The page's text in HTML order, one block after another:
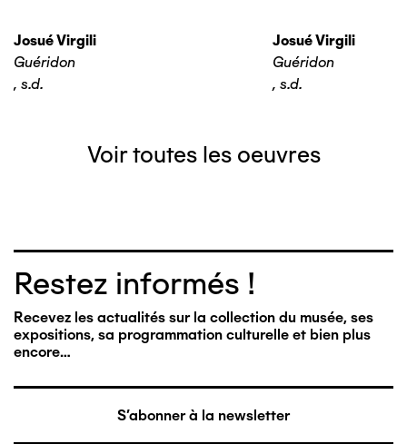
Josué Virgili
Guéridon
, s.d.
Josué Virgili
Guéridon
, s.d.
Voir toutes les oeuvres
Restez informés !
Recevez les actualités sur la collection du musée, ses
expositions, sa programmation culturelle et bien plus
encore…
S'abonner à la newsletter